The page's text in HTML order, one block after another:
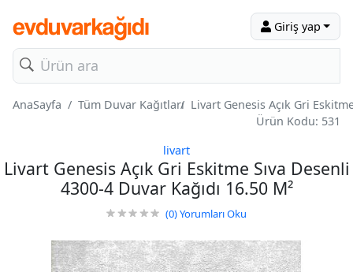
Giriş yap
AnaSayfa Tüm Duvar Kağıtları Livart Genesis Açık Gri
Ürün Kodu: 531
livart
Livart Genesis Açık Gri Eskitme Sıva Desenli
4300-4 Duvar Kağıdı 16.50 M²
(0)Yorumları Oku